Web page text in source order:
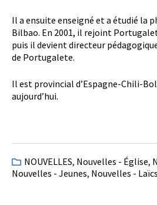
Il a ensuite enseigné et a étudié la
Bilbao. En 2001, il rejoint
puis il devient directeur
de Portugalete.
Il est provincial d’Espagne-Chili-
aujourd’hui.
NOUVELLES, Nouvelles - Église,
Nouvelles - Jeunes, Nouvelles - Laïcs